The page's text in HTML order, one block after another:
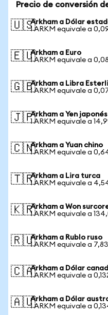
Precio de conversión
🇺🇸Arkham a Dólar
1 ARKM equivale a
🇪🇺Arkham a Euro
1 ARKM equivale a
🇬🇧Arkham a Libra
1 ARKM equivale a
🇯🇵Arkham a Yen japonés
1 ARKM equivale a
🇨🇳Arkham a Yuan chino
1 ARKM equivale a
🇹🇷Arkham a Lira turca
1 ARKM equivale a
🇰🇷Arkham a Won
1 ARKM equivale a
🇷🇺Arkham a Rublo ruso
1 ARKM equivale a
🇨🇦Arkham a Dólar
1 ARKM equivale a
🇦🇺Arkham a Dólar
1 ARKM equivale a